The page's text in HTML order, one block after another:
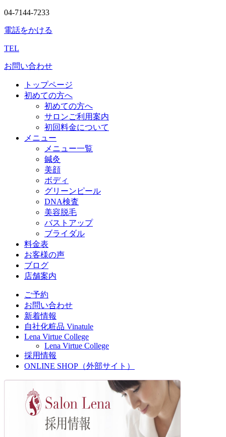
04-7144-7233
電話をかける
TEL
お問い合わせ
トップページ
初めての方へ
初めての方へ
サロンご利用案内
初回料金について
メニュー
メニュー一覧
鍼灸
美顔
ボディ
グリーンピール
DNA検査
美容脱毛
バストアップ
ブライダル
料金表
お客様の声
ブログ
店舗案内
ご予約
お問い合わせ
新着情報
自社化粧品 Vinatule
Lena Virtue College
Lena Virtue College
採用情報
ONLINE SHOP（外部サイト）